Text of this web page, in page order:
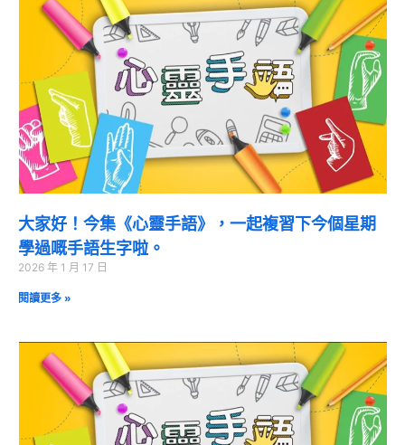
大家好！今集《心靈手語》，一起複習下今個星期
學過嘅手語生字啦。
2026 年 1 月 17 日
閱讀更多 »